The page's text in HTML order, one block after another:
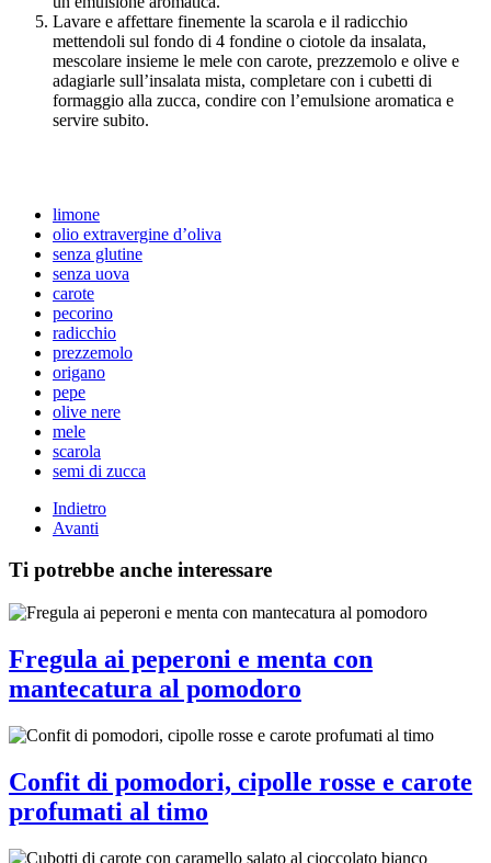
Lavare e affettare finemente la scarola e il radicchio
mettendoli sul fondo di 4 fondine o ciotole da insalata,
mescolare insieme le mele con carote, prezzemolo e olive e
adagiarle sull’insalata mista, completare con i cubetti di
formaggio alla zucca, condire con l’emulsione aromatica e
servire subito.
limone
olio extravergine d’oliva
senza glutine
senza uova
carote
pecorino
radicchio
prezzemolo
origano
pepe
olive nere
mele
scarola
semi di zucca
Indietro
Avanti
Ti potrebbe anche interessare
Fregula ai peperoni e menta con
mantecatura al pomodoro
Confit di pomodori, cipolle rosse e carote
profumati al timo